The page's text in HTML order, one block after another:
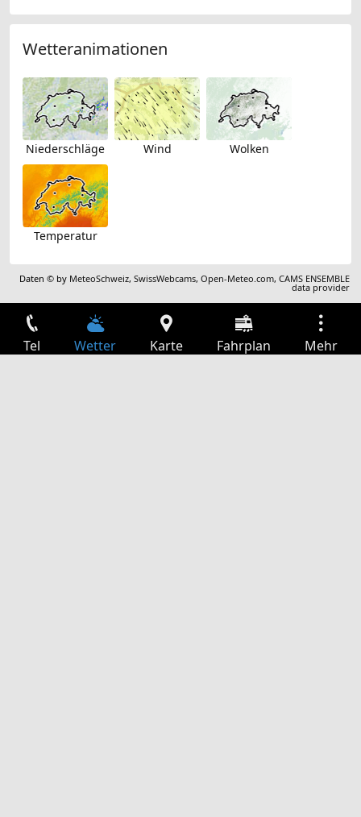
Wetteranimationen
Niederschläge Wind Wolken
Temperatur
Daten © by MeteoSchweiz,SwissWebcams,Open-Meteo.com,CAMS ENSEMBLE
data provider
Tel Wetter Karte Fahrplan Mehr